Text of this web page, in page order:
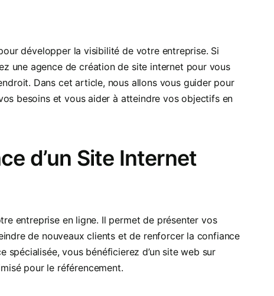
développer la visibilité de votre entreprise. Si
une agence de création de site internet pour vous
Dans cet article, nous allons vous guider pour
besoins et vous aider à atteindre vos objectifs en
d’un Site Internet
entreprise en ligne. Il permet de présenter vos
de nouveaux clients et de renforcer la confiance
spécialisée, vous bénéficierez d’un site web sur
pour le référencement.